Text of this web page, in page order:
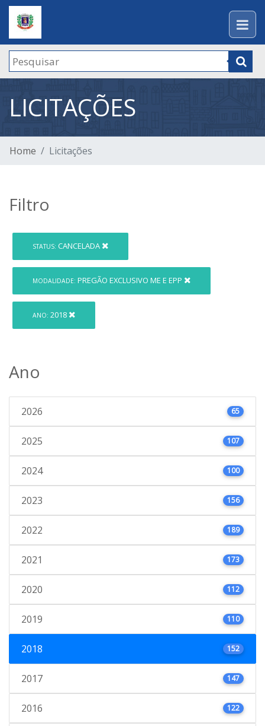
LICITAÇÕES
Home Licitações
Filtro
STATUS: CANCELADA
MODALIDADE: PREGÃO EXCLUSIVO ME E EPP
ANO: 2018
Ano
2026 65
2025 107
2024 100
2023 156
2022 189
2021 173
2020 112
2019 110
2018 152
2017 147
2016 122